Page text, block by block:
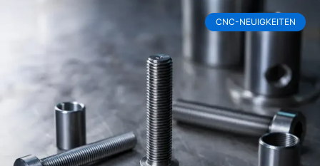
CNC-NEUIGKEITEN